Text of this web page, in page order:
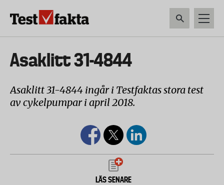
Huvudmeny
ny
Asaklitt 31-4844
Asaklitt 31-4844 ingår i Testfaktas stora test
av cykelpumpar i april 2018.
LÄS SENARE